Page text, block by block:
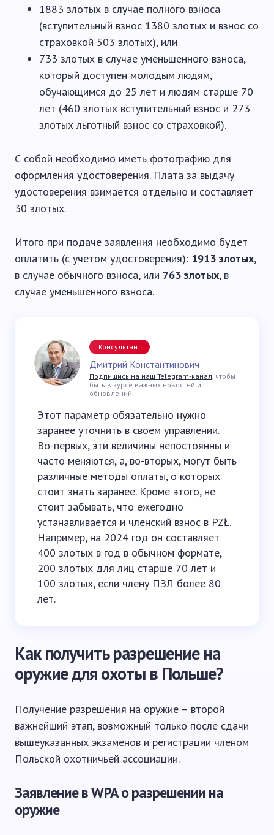
1883 злотых в случае полного взноса
(вступительный взнос 1380 злотых и взнос со
страховкой 503 злотых), или
733 злотых в случае уменьшенного взноса,
который доступен молодым людям,
обучающимся до 25 лет и людям старше 70
лет (460 злотых вступительный взнос и 273
злотых льготный взнос со страховкой).
С собой необходимо иметь фотографию для
оформления удостоверения. Плата за выдачу
удостоверения взимается отдельно и составляет
30 злотых.
Итого при подаче заявления необходимо будет
оплатить (с учетом удостоверения): 1913 злотых,
в случае обычного взноса, или 763 злотых, в
случае уменьшенного взноса.
Консультант
Дмитрий Константинович
Подпишись на наш Telegram-канал, чтобы
быть в курсе важных новостей и
обновлений.
Этот параметр обязательно нужно
заранее уточнить в своем управлении.
Во-первых, эти величины непостоянны и
часто меняются, а, во-вторых, могут быть
различные методы оплаты, о которых
стоит знать заранее. Кроме этого, не
стоит забывать, что ежегодно
устанавливается и членский взнос в PZŁ.
Например, на 2024 год он составляет
400 злотых в год в обычном формате,
200 злотых для лиц старше 70 лет и
100 злотых, если члену ПЗЛ более 80
лет.
Как получить разрешение на
оружие для охоты в Польше?
Получение разрешения на оружие – второй
важнейший этап, возможный только после сдачи
вышеуказанных экзаменов и регистрации членом
Польской охотничьей ассоциации.
Заявление в WPA о разрешении на
оружие